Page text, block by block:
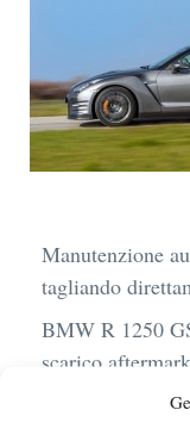
Manutenzione
tagliando
BMW R 1250
scarico
Audi Q4 e-Tron